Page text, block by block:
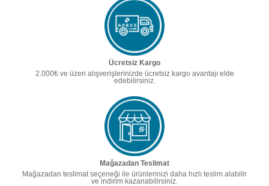
Ücretsiz Kargo
2.000₺ ve üzeri alışverişlerinizde ücretsiz kargo avantajı elde
edebilirsiniz.
Mağazadan Teslimat
Mağazadan teslimat seçeneği ile ürünlerinizi daha hızlı teslim alabilir
ve indirim kazanabilirsiniz.